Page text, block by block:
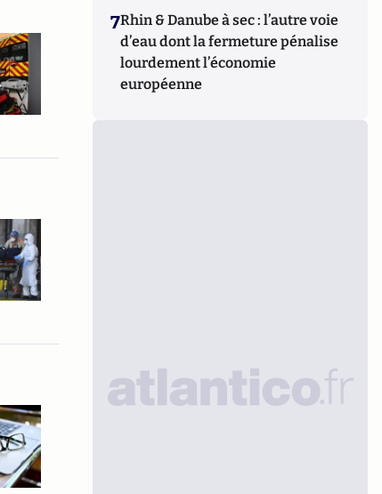
7Rhin & Danube à sec : l’autre voie
d’eau dont la fermeture pénalise
lourdement l’économie
européenne